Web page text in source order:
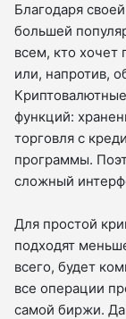
Благодаря
большей
всем, кто хочет
или, напротив,
функций:
торговля с
программы.
сложный
Для простой
подходят
всего, будет
все операции
самой биржи.